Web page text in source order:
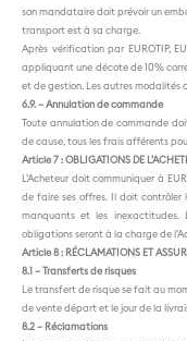
son mandataire doit prévoir un
transport est à sa charge.
Après vérification par EUROTIP,
appliquant une décote de 10%
et de gestion. Les autres modalités
6.9. – Annulation de commande
Toute annulation de commande
de cause, tous les frais afférents
Article 7 : OBLIGATIONS DE
L’Acheteur doit communiquer à
de faire ses offres. Il doit contrôler
manquants et les inexactitudes.
obligations seront à la charge de
Article 8 : RÉCLAMATIONS ET
8.1 – Transferts de risques
Le transfert de risque se fait au
de vente départ et le jour de la
8.2 – Réclamations